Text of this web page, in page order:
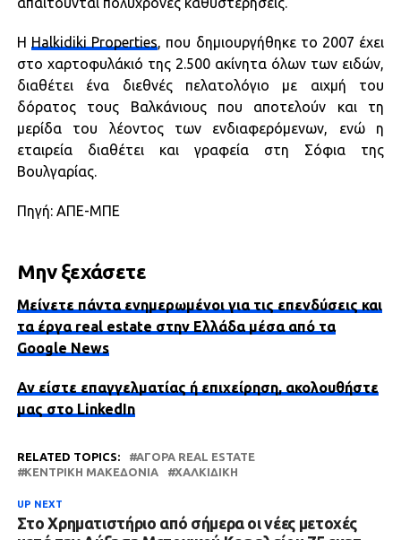
Η Halkidiki Properties, που δημιουργήθηκε το 2007 έχει
στο χαρτοφυλάκιό της 2.500 ακίνητα όλων των ειδών,
διαθέτει ένα διεθνές πελατολόγιο με αιχμή του
δόρατος τους Βαλκάνιους που αποτελούν και τη
μερίδα του λέοντος των ενδιαφερόμενων, ενώ η
εταιρεία διαθέτει και γραφεία στη Σόφια της
Βουλγαρίας.
Πηγή: ΑΠΕ-ΜΠΕ
Μην ξεχάσετε
Μείνετε πάντα ενημερωμένοι για τις επενδύσεις και
τα έργα real estate στην Ελλάδα μέσα από τα
Google News
Αν είστε επαγγελματίας ή επιχείρηση, ακολουθήστε
μας στο LinkedIn
RELATED TOPICS:
ΑΓΟΡΆ REAL ESTATE
ΚΕΝΤΡΙΚΉ ΜΑΚΕΔΟΝΊΑ
ΧΑΛΚΙΔΙΚΉ
UP NEXT
Στο Χρηματιστήριο από σήμερα οι νέες μετοχές